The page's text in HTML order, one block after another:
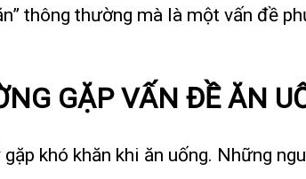
thông thường mà là một vấn đề
GẶP VẤN ĐỀ ĂN
khó khăn khi ăn uống. Những